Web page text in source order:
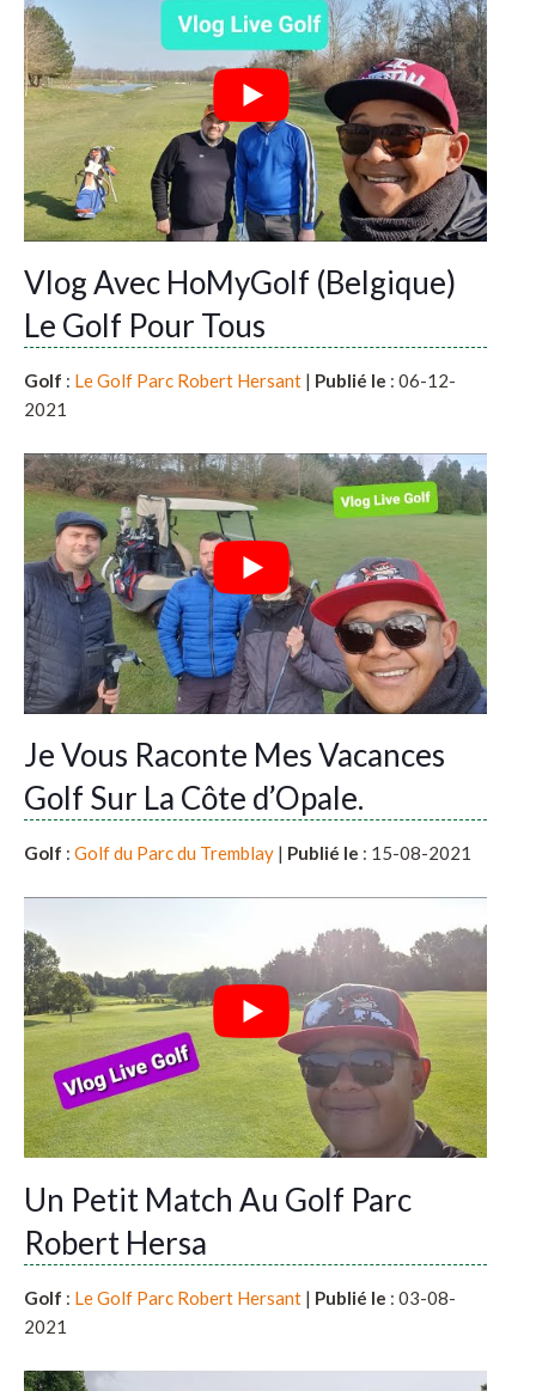
Vlog Avec HoMyGolf (Belgique)
Le Golf Pour Tous
Golf : Le Golf Parc Robert Hersant | Publié le : 06-12-
2021
Je Vous Raconte Mes Vacances
Golf Sur La Côte d’Opale.
Golf : Golf du Parc du Tremblay | Publié le : 15-08-2021
Un Petit Match Au Golf Parc
Robert Hersa
Golf : Le Golf Parc Robert Hersant | Publié le : 03-08-
2021